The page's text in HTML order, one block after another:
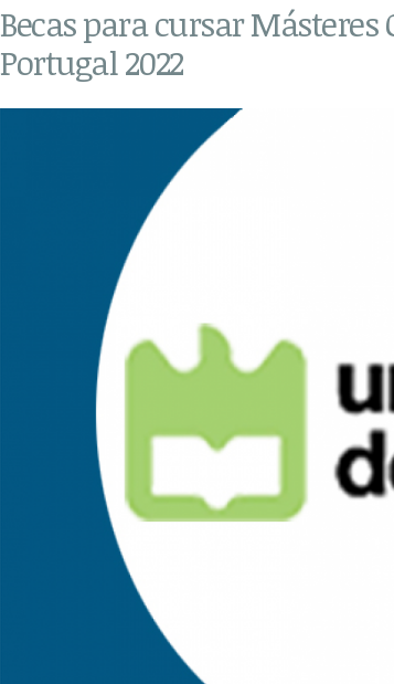
Becas para cursar
Portugal 2022